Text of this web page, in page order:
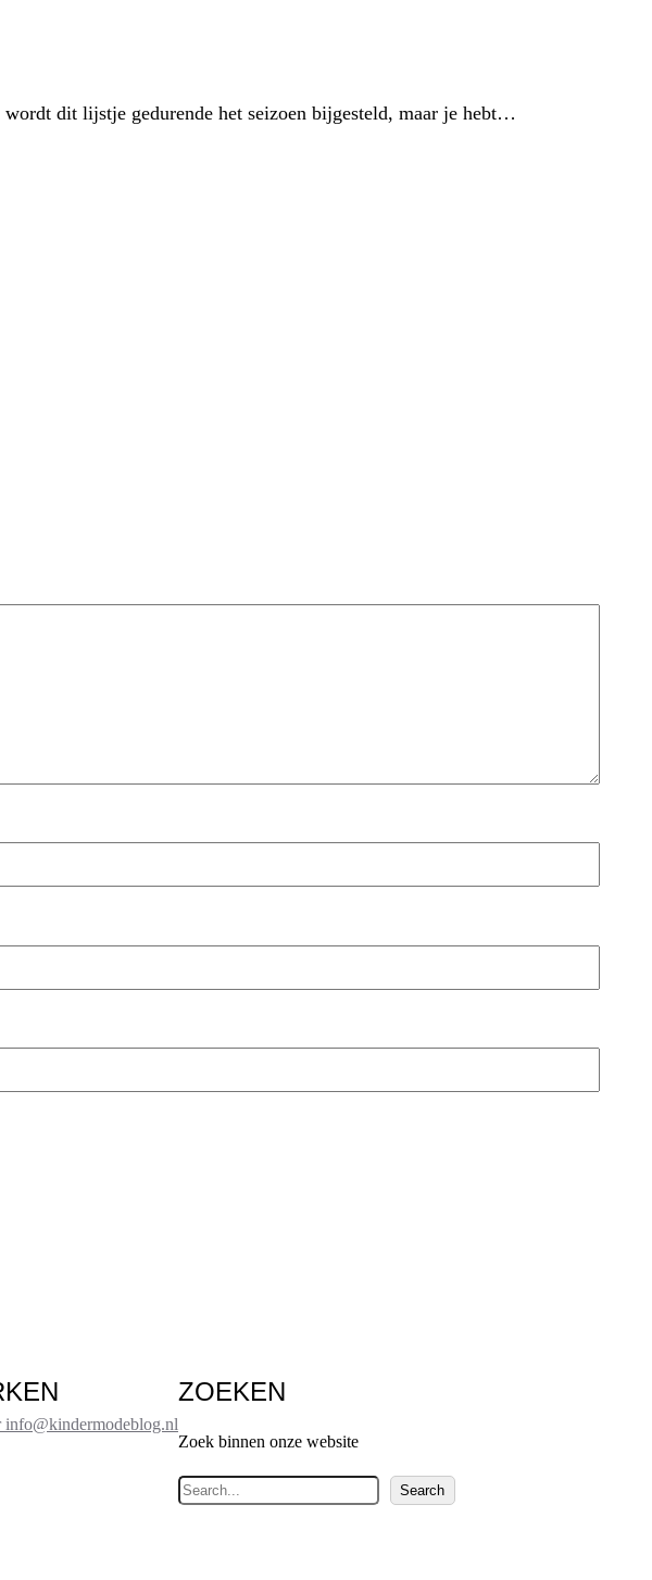
dit lijstje gedurende het seizoen bijgesteld, maar je hebt…
info@kindermodeblog.nl
ZOEKEN
Zoek binnen onze website
Z
Search